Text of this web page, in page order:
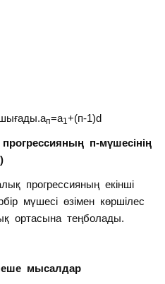
п=a1+(п-1)d
п-мүшесінің
прогрессияның екінші
мүшесі өзімен көршілес
ортасына теңболады.
мысалдар